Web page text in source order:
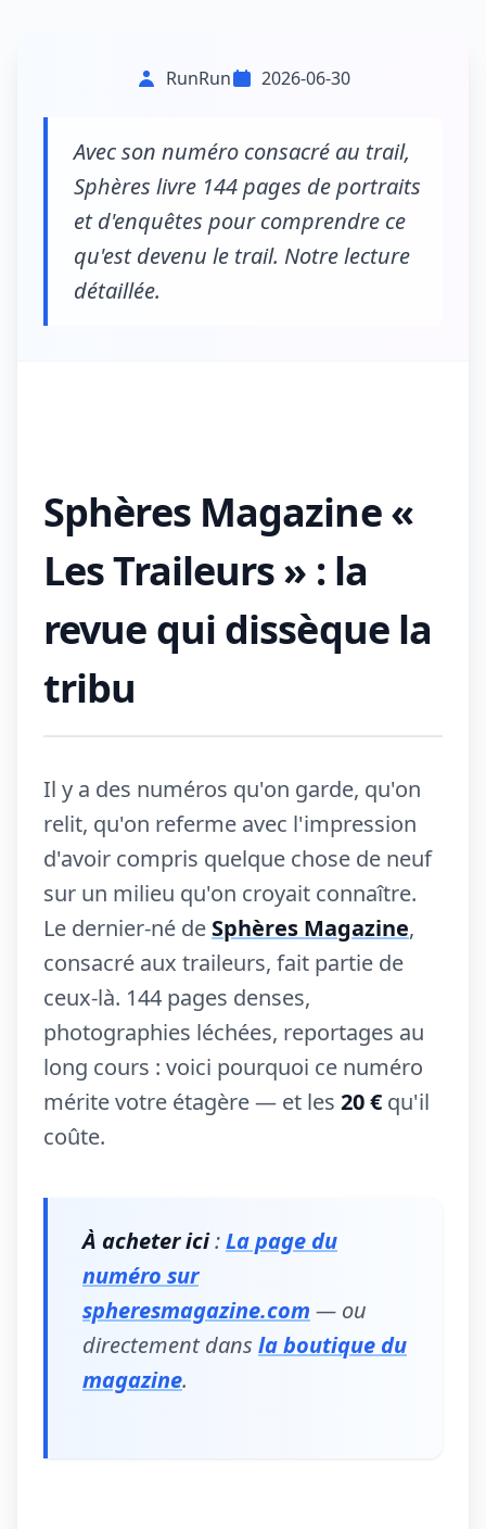
RunRun 2026-06-30
Avec son numéro consacré au trail,
Sphères livre 144 pages de portraits
et d'enquêtes pour comprendre ce
qu'est devenu le trail. Notre lecture
détaillée.
Sphères Magazine «
Les Traileurs » : la
revue qui dissèque la
tribu
Il y a des numéros qu'on garde, qu'on
relit, qu'on referme avec l'impression
d'avoir compris quelque chose de neuf
sur un milieu qu'on croyait connaître.
Le dernier-né de Sphères Magazine,
consacré aux traileurs, fait partie de
ceux-là. 144 pages denses,
photographies léchées, reportages au
long cours : voici pourquoi ce numéro
mérite votre étagère — et les 20 € qu'il
coûte.
À acheter ici:La page du
numéro sur
spheresmagazine.com — ou
directement dans la boutique du
magazine.